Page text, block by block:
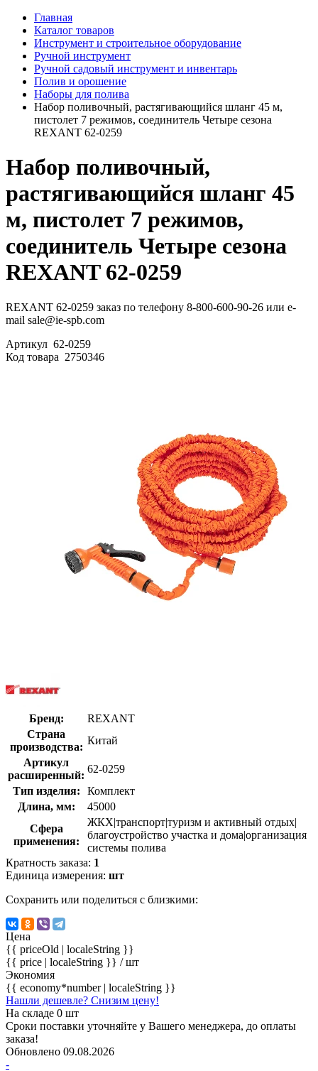
Главная
Каталог товаров
Инструмент и строительное оборудование
Ручной инструмент
Ручной садовый инструмент и инвентарь
Полив и орошение
Наборы для полива
Набор поливочный, растягивающийся шланг 45 м,
пистолет 7 режимов, соединитель Четыре сезона
REXANT 62-0259
Набор поливочный,
растягивающийся шланг 45
м, пистолет 7 режимов,
соединитель Четыре сезона
REXANT 62-0259
REXANT 62-0259 заказ по телефону 8-800-600-90-26 или e-
mail sale@ie-spb.com
Артикул 62-0259
Код товара 2750346
Бренд:
REXANT
Страна
производства:
Китай
Артикул
расширенный:
62-0259
Тип изделия:
Комплект
Длина, мм:
45000
Сфера
применения:
ЖКХ|транспорт|туризм и активный отдых|
благоустройство участка и дома|организация
системы полива
Кратность заказа: 1
Единица измерения: шт
Сохранить или поделиться с близкими:
Цена
{{ priceOld | localeString }}
{{ price | localeString }} / шт
Экономия
{{ economy*number | localeString }}
Нашли дешевле? Снизим цену!
На складе 0 шт
Сроки поставки уточняйте у Вашего менеджера, до оплаты
заказа!
Обновлено 09.08.2026
-